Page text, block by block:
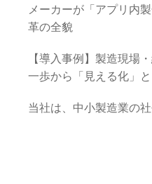
メーカーが「アプリ内
革の全貌
【導入事例】製造現場
一歩から「見える化」
当社は、中小製造業の